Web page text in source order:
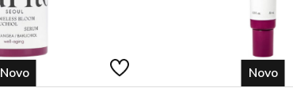
Novo Novo